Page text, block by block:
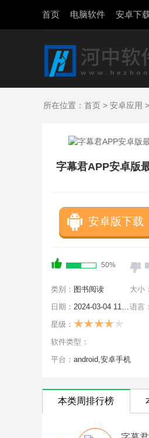
首页 电脑软件 安卓下
所在位置： 首页 > 安卓应用 >
字幕君APP安卓版
安卓版下载
50%
类别： 图书阅读 大小：
日期： 2024-03-04 11:15:01 语言：
星级：
软件类型：
平台： android,安卓手机
本类周排行榜